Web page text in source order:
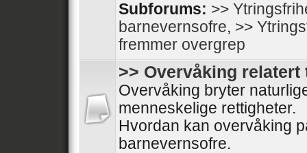
Subforums: >>
barnevernsofre, >>
fremmer overgrep
>> Overvåking
Overvåking bryter
menneskelige rettigheter.
Hvordan kan overvåking
barnevernsofre.